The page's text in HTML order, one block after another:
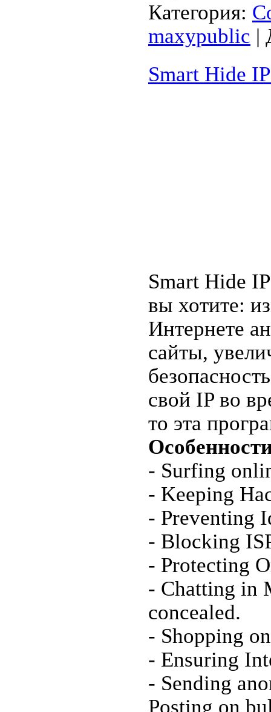
Категория:
maxypublic |
Smart Hide
Smart Hide
вы хотите:
Интернете
сайты,
свой IP во
то эта
- Surfing
- Keeping
- Preventing
- Blocking
- Protecting
- Chatting in
concealed.
- Shopping
- Ensuring
- Sending
Posting on